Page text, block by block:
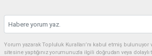
Yorum yazarak Topluluk Kuralları’nı kabul etmiş
sitesine yaptığınız yorumunuzla ilgili doğrudan veya